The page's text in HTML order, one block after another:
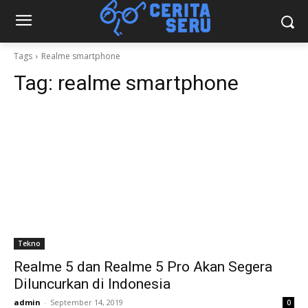
Tags Realme smartphone
Tag: realme smartphone
Tekno
Realme 5 dan Realme 5 Pro Akan Segera
Diluncurkan di Indonesia
admin - September 14, 2019 0